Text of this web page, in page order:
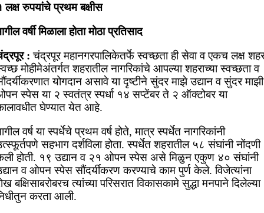
लक्ष रुपयांचे प्रथम बक्षीस
वर्षी मिळाला होता मोठा प्रतिसाद
: चंद्रपूर महानगरपालिकेतर्फे स्वच्छता ही सेवा व एकच लक्ष
मोहीमेअंतर्गत शहरातील नागरिकांचे आपल्या शहराच्या स्वच्छता व
योगदान असावे या दृष्टीने सुंदर माझे उद्यान व सुंदर माझी
स्पेस या २ स्वतंत्र स्पर्धा १४ सप्टेंबर ते २ ऑक्टोबर या
घेण्यात येत आहे.
वर्ष या स्पर्धेचे प्रथम वर्ष होते, मात्र स्पर्धेत नागरिकांनी
सहभाग दर्शविला होता. स्पर्धेत शहरातील ५८ संघांनी नोंदणी
होती. १९ उद्यान व २१ ओपन स्पेस असे मिळुन एकुण ४० संघांनी
व ओपन स्पेस सौंदर्यीकरण करण्याचे काम पुर्ण केले. विजेत्यांना
बक्षिसाबरोबरच त्यांच्या परिसरात विकासकामे सुद्धा मनपाने दिलेल्या
करता आली.